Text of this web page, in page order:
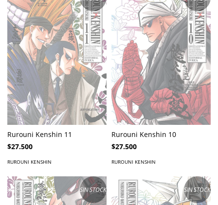
Rurouni Kenshin 11
$27.500
RUROUNI KENSHIN
Rurouni Kenshin 10
$27.500
RUROUNI KENSHIN
SIN STOCK SIN STOCK